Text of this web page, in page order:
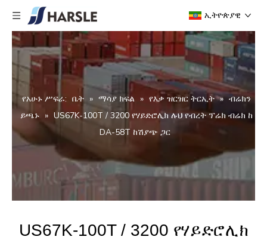
ኢትዮጵያዊ
የአሁኑ ሥፍራ: ቤት » ማሳያ ክፍል » የእቃ ዝርዝር ትርኢት » ብሬክን
ይጫኑ » US67K-100T / 3200 የሃይድሮሊክ ሉህ የብረት ፕሬክ ብሬክ ከ
DA-58T ከሽያጭ ጋር
US67K-100T / 3200 የሃይድሮሊክ